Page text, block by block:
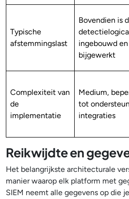
Typische
afstemmingslast
Bovendien is
detectielogica
ingebouwd en
bijgewerkt
Complexiteit van
de
implementatie
Medium,
tot
integraties
Reikwijdte en
Het belangrijkste architecturale
manier waarop elk platform met
SIEM neemt alle gegevens op die